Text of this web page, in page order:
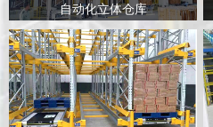
自动化立体仓库